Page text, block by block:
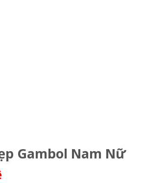
Gambol Nam Nữ